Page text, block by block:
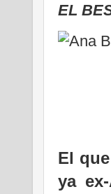
EL
El
ya